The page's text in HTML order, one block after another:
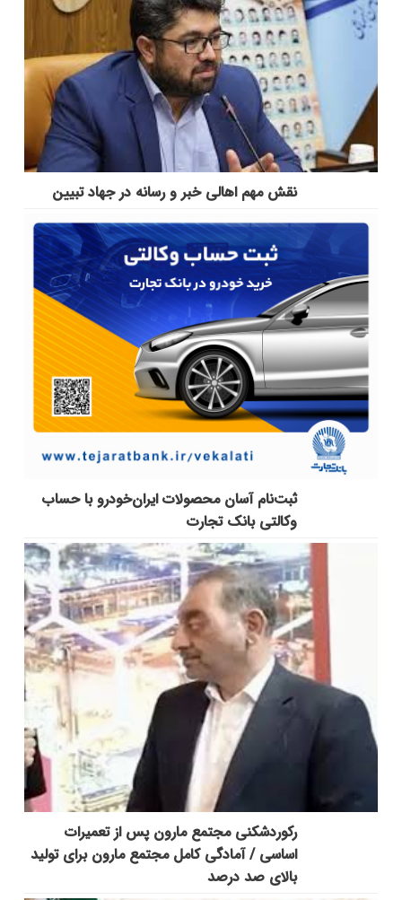
نقش مهم اهالی خبر و رسانه در جهاد تبیین
ثبت‌نام آسان محصولات ایران‌خودرو با حساب
وکالتی بانک تجارت
رکوردشکنی مجتمع مارون پس از تعمیرات
اساسی / آمادگی کامل مجتمع مارون برای تولید
بالای صد درصد